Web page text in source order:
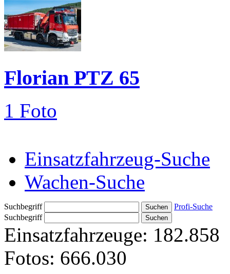
Florian PTZ 65
1 Foto
Einsatzfahrzeug-Suche
Wachen-Suche
Suchbegriff
Profi-Suche
Suchbegriff
Einsatzfahrzeuge: 182.858
Fotos: 666.030